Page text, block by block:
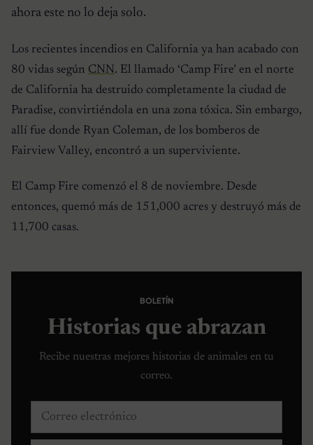
ahora este no lo deja solo.
Los recientes incendios en California ya han acabado con
80 vidas según CNN. El llamado ‘Camp Fire’ en el norte
de California ha destruido completamente la ciudad de
Paradise, convirtiéndola en una zona tóxica. Sin embargo,
allí fue donde Ryan Coleman, de los bomberos de
Fairview Valley, encontró a un superviviente.
El Camp Fire comenzó el 8 de noviembre. Desde
entonces, quemó más de 151,000 acres y destruyó más de
11,700 casas.
BOLETÍN
Historias que abrazan
Recibe nuestras mejores historias de animales en tu
correo.
Correo electrónico